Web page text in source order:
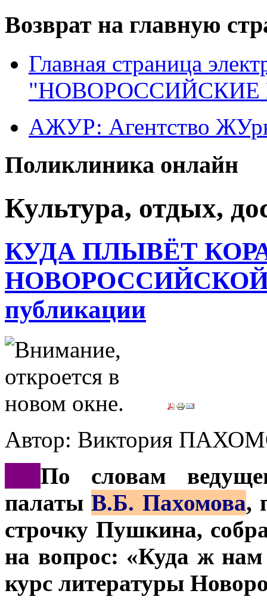
Возврат на главную
Главная страница
"НОВОРОССИЙСКИЕ
АЖУР: Агентство
Поликлиника онлайн
Культура, отдых,
КУДА ПЛЫВЁТ
НОВОРОССИЙСКОЙ
публикации
Автор: Виктория
По словам
палатыВ.Б. Пахомова,
строчку Пушкина,
на вопрос: «Куда ж нам
курс литературы